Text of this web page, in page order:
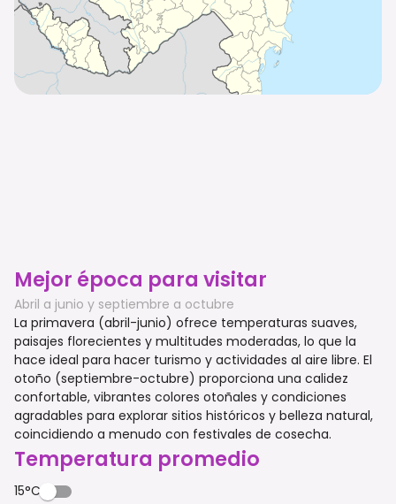
Mejor época para visitar
Abril a junio y septiembre a octubre
La primavera (abril-junio) ofrece temperaturas suaves,
paisajes florecientes y multitudes moderadas, lo que la
hace ideal para hacer turismo y actividades al aire libre. El
otoño (septiembre-octubre) proporciona una calidez
confortable, vibrantes colores otoñales y condiciones
agradables para explorar sitios históricos y belleza natural,
coincidiendo a menudo con festivales de cosecha.
Temperatura promedio
15°C